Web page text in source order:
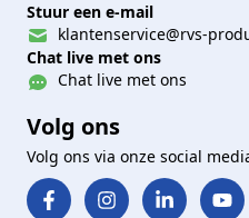
Stuur een e-mail
klantenservice@rvs-
Chat live met ons
Chat live met ons
Volg ons
Volg ons via onze social